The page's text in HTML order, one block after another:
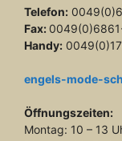
Telefon:
Fax:
Handy:
engels-mode-
Öffnungszeiten:
Montag: 10 – 13